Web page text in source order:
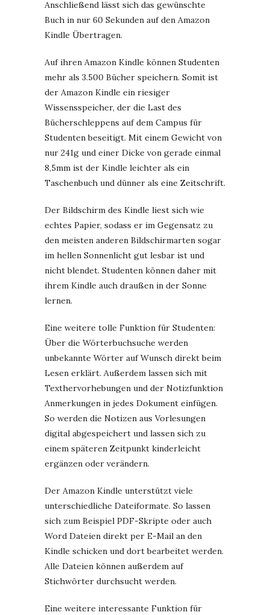
Anschließend lässt sich das gewünschte
Buch in nur 60 Sekunden auf den Amazon
Kindle Übertragen.
Auf ihren Amazon Kindle können Studenten
mehr als 3.500 Bücher speichern. Somit ist
der Amazon Kindle ein riesiger
Wissensspeicher, der die Last des
Bücherschleppens auf dem Campus für
Studenten beseitigt. Mit einem Gewicht von
nur 241g und einer Dicke von gerade einmal
8,5mm ist der Kindle leichter als ein
Taschenbuch und dünner als eine Zeitschrift.
Der Bildschirm des Kindle liest sich wie
echtes Papier, sodass er im Gegensatz zu
den meisten anderen Bildschirmarten sogar
im hellen Sonnenlicht gut lesbar ist und
nicht blendet. Studenten können daher mit
ihrem Kindle auch draußen in der Sonne
lernen.
Eine weitere tolle Funktion für Studenten:
Über die Wörterbuchsuche werden
unbekannte Wörter auf Wunsch direkt beim
Lesen erklärt. Außerdem lassen sich mit
Texthervorhebungen und der Notizfunktion
Anmerkungen in jedes Dokument einfügen.
So werden die Notizen aus Vorlesungen
digital abgespeichert und lassen sich zu
einem späteren Zeitpunkt kinderleicht
ergänzen oder verändern.
Der Amazon Kindle unterstützt viele
unterschiedliche Dateiformate. So lassen
sich zum Beispiel PDF-Skripte oder auch
Word Dateien direkt per E-Mail an den
Kindle schicken und dort bearbeitet werden.
Alle Dateien können außerdem auf
Stichwörter durchsucht werden.
Eine weitere interessante Funktion für